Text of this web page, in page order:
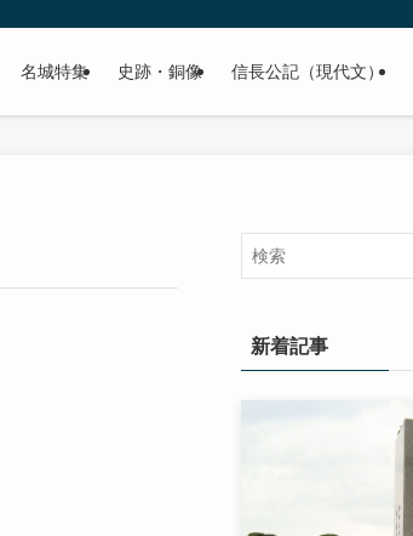
、江戸時代と幅広くご紹介致します。
名城特集 史跡・銅像 信長公記（現代文）
新着記事